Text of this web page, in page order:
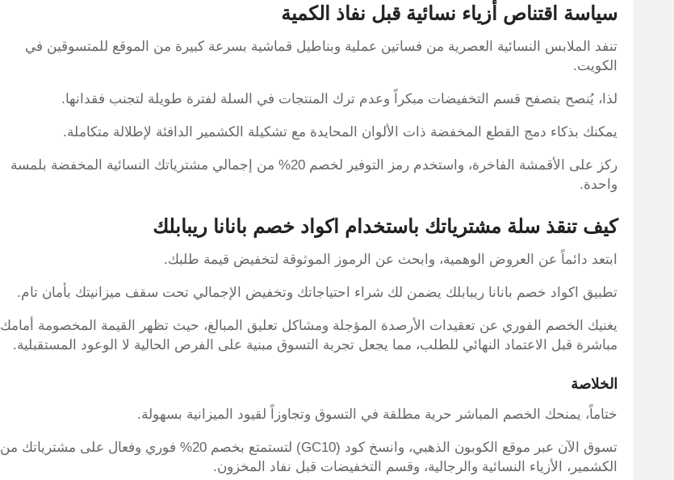
سياسة اقتناص أزياء نسائية قبل نفاذ الكمية
تنفد الملابس النسائية العصرية من فساتين عملية وبناطيل قماشية بسرعة كبيرة من الموقع للمتسوقين في
الكويت.
لذا، يُنصح بتصفح قسم التخفيضات مبكراً وعدم ترك المنتجات في السلة لفترة طويلة لتجنب فقدانها.
يمكنك بذكاء دمج القطع المخفضة ذات الألوان المحايدة مع تشكيلة الكشمير الدافئة لإطلالة متكاملة.
ركز على الأقمشة الفاخرة، واستخدم رمز التوفير لخصم 20% من إجمالي مشترياتك النسائية المخفضة بلمسة
واحدة.
كيف تنقذ سلة مشترياتك باستخدام اكواد خصم بانانا ريبابلك
ابتعد دائماً عن العروض الوهمية، وابحث عن الرموز الموثوقة لتخفيض قيمة طلبك.
تطبيق اكواد خصم بانانا ريبابلك يضمن لك شراء احتياجاتك وتخفيض الإجمالي تحت سقف ميزانيتك بأمان تام.
يغنيك الخصم الفوري عن تعقيدات الأرصدة المؤجلة ومشاكل تعليق المبالغ، حيث تظهر القيمة المخصومة أمامك
مباشرة قبل الاعتماد النهائي للطلب، مما يجعل تجربة التسوق مبنية على الفرص الحالية لا الوعود المستقبلية.
الخلاصة
ختاماً، يمنحك الخصم المباشر حرية مطلقة في التسوق وتجاوزاً لقيود الميزانية بسهولة.
تسوق الآن عبر موقع الكوبون الذهبي، وانسخ كود (GC10) لتستمتع بخصم 20% فوري وفعال على مشترياتك من
الكشمير، الأزياء النسائية والرجالية، وقسم التخفيضات قبل نفاد المخزون.